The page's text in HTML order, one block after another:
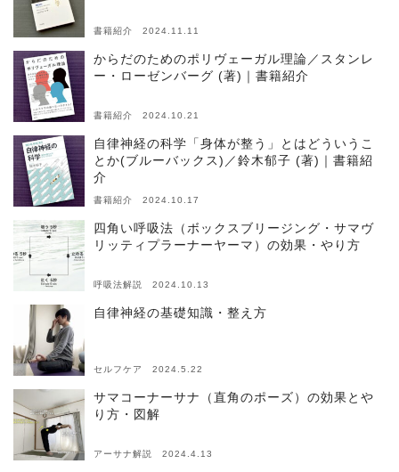
書籍紹介 2024.11.11
からだのためのポリヴェーガル理論／スタンレ
ー・ローゼンバーグ (著)｜書籍紹介
書籍紹介 2024.10.21
自律神経の科学「身体が整う」とはどういうこ
とか(ブルーバックス)／鈴木郁子 (著)｜書籍紹
介
書籍紹介 2024.10.17
四角い呼吸法（ボックスブリージング・サマヴ
リッティプラーナーヤーマ）の効果・やり方
呼吸法解説 2024.10.13
自律神経の基礎知識・整え方
セルフケア 2024.5.22
サマコーナーサナ（直角のポーズ）の効果とや
り方・図解
アーサナ解説 2024.4.13